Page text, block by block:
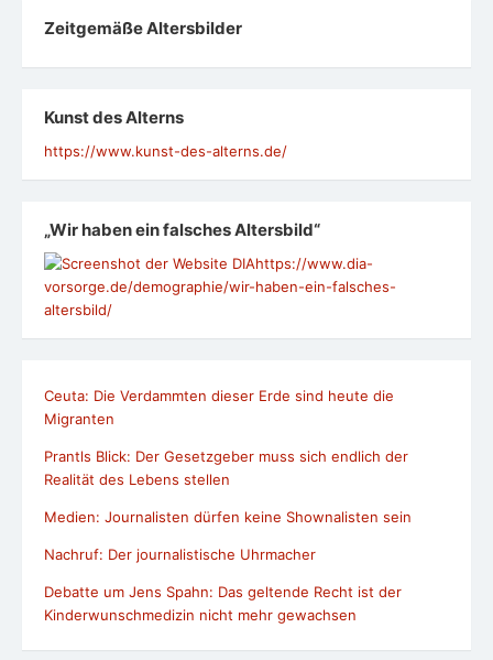
Zeit­ge­mäße Alters­bil­der
Kunst des Alterns
https://www.kunst-des-alterns.de/
„Wir haben ein falsches Altersbild“
https://www.dia-
vorsorge.de/demographie/wir-haben-ein-falsches-
altersbild/
Ceuta: Die Verdammten dieser Erde sind heute die
Migranten
Prantls Blick: Der Gesetzgeber muss sich endlich der
Realität des Lebens stellen
Medien: Journalisten dürfen keine Shownalisten sein
Nachruf: Der journalistische Uhrmacher
Debatte um Jens Spahn: Das geltende Recht ist der
Kinderwunschmedizin nicht mehr gewachsen